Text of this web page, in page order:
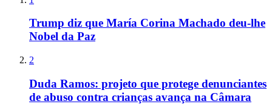
Trump diz que María Corina Machado deu-lhe
Nobel da Paz
2
Duda Ramos: projeto que protege denunciantes
de abuso contra crianças avança na Câmara